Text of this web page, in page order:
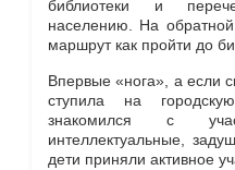
библиотеки и
населению. На
маршрут как пройти до
Впервые «нога», а если
ступила на
знакомился с
интеллектуальные,
дети приняли активное